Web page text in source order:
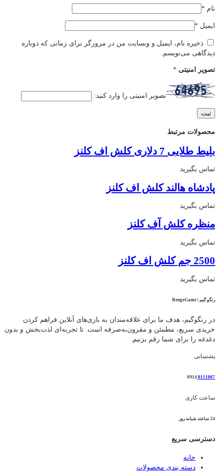
نام *
ایمیل *
ذخیره نام، ایمیل و وبسایت من در مرورگر برای زمانی که دوباره
دیدگاهی می‌نویسم.
تصویر امنیتی *
تصویر امنیتی را وارد کنید:
محصولات مرتبط
بلیط طلایی 7 دلاری کلش اف کلنز
تماس بگیرید
پادشاه هالند کلش اف کلنز
تماس بگیرید
منظره کلش آف کلنز
تماس بگیرید
2500 جم کلش اف کلنز
تماس بگیرید
رنگو گیم | RengoGame
در رنگوگیم، هدف ما برای علاقه‌مندان به بازی‌های آنلاین فراهم کردن
خریدی سریع، مطمئن و مقرون‌به‌صرفه است. تا تجربه‌ای لذت‌بخش و بدون
دغدغه را برای شما رقم بزنیم.
پشتیبانی
0111007
0914
ساعت کاری
24 ساعته شبانه روز
دسترسی سریع
خانه
دسته بندی محصولات